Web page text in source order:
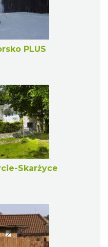
PLUS
Skarżyce